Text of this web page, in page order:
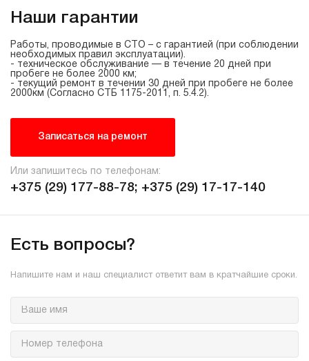
Наши гарантии
Работы, проводимые в СТО – с гарантией (при соблюдении
необходимых правил эксплуатации).
- техническое обслуживание — в течение 20 дней при
пробеге не более 2000 км;
- текущий ремонт в течении 30 дней при пробеге не более
2000км (Согласно СТБ 1175-2011 , п. 5.4.2).
Записаться на ремонт
Или запишитесь по телефонам:
+375 (29) 177-88-78; +375 (29) 17-17-140
Есть вопросы?
Напишите нам и наш специалист ответит вам в кратчайшие сроки.